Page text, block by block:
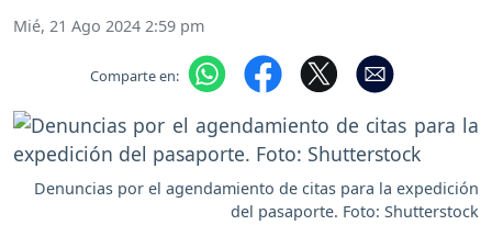
Mié, 21 Ago 2024 2:59 pm
Comparte en:
Denuncias por el agendamiento de citas para la expedición
del pasaporte. Foto: Shutterstock